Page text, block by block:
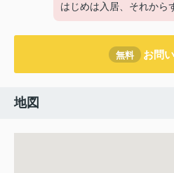
はじめは入居、それから
無料 お問
地図